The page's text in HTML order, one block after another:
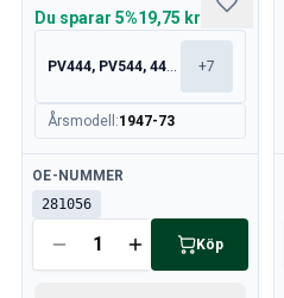
Du sparar 5%19,75 kr
PV444, PV544, 445, 210 +7
Årsmodell :1947-73
Tillgänglig
OE-NUMMER
281056
Köp